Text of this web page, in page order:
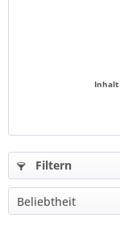
Inhalt
Filtern